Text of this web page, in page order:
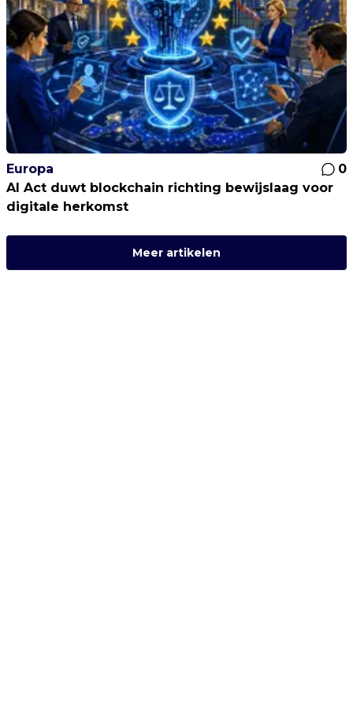
Europa
0
AI Act duwt blockchain richting bewijslaag voor
digitale herkomst
Meer artikelen